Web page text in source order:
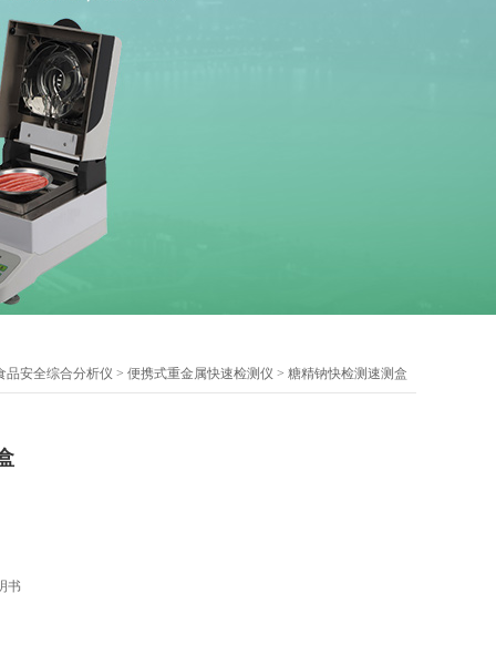
品安全综合分析仪 > 便携式重金属快速检测仪 > 糖精钠快检测速测盒
书